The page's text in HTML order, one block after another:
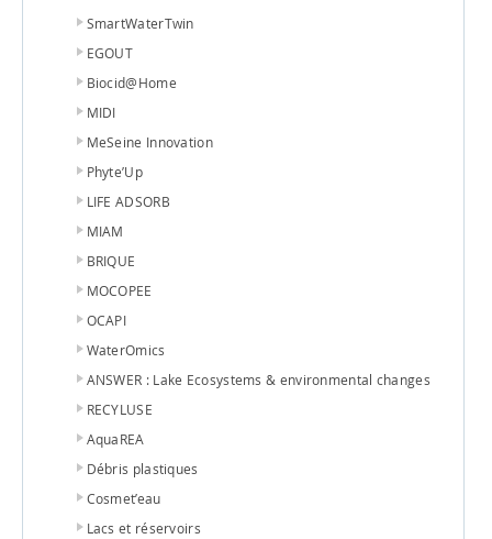
SmartWaterTwin
EGOUT
Biocid@Home
MIDI
MeSeine Innovation
Phyte’Up
LIFE ADSORB
MIAM
BRIQUE
MOCOPEE
OCAPI
WaterOmics
ANSWER : Lake Ecosystems & environmental changes
RECYLUSE
AquaREA
Débris plastiques
Cosmet’eau
Lacs et réservoirs